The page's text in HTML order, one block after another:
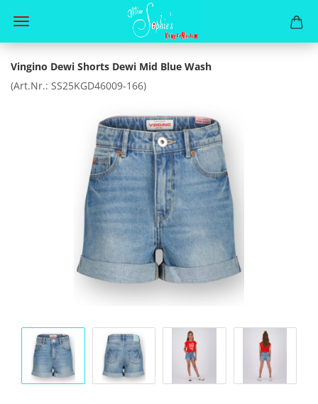
Vingino Dewi Shorts Dewi Mid Blue Wash
(Art.Nr.: SS25KGD46009-166)